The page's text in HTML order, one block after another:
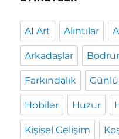
AI Art Alıntılar
Arkadaşlar
Farkındalık
Hobiler Huzur
Kişisel Gelişim